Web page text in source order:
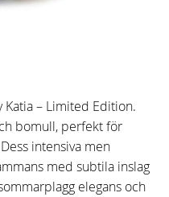
– Limited Edition.
bomull, perfekt för
intensiva men
med subtila inslag
elegans och